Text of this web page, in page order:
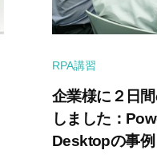
RPA講習
企業様に２日
しました：
Desktopの事例